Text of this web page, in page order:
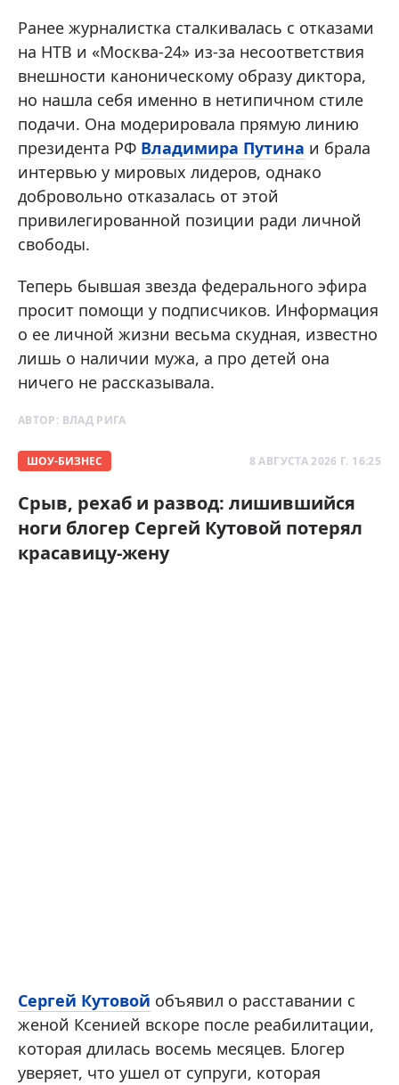
Ранее журналистка сталкивалась с отказами
на НТВ и «Москва-24» из-за несоответствия
внешности каноническому образу диктора,
но нашла себя именно в нетипичном стиле
подачи. Она модерировала прямую линию
президента РФ Владимира Путина и брала
интервью у мировых лидеров, однако
добровольно отказалась от этой
привилегированной позиции ради личной
свободы.
Теперь бывшая звезда федерального эфира
просит помощи у подписчиков. Информация
о ее личной жизни весьма скудная, известно
лишь о наличии мужа, а про детей она
ничего не рассказывала.
АВТОР: ВЛАД РИГА
ШОУ-БИЗНЕС 8 АВГУСТА 2026 Г. 16:25
Срыв, рехаб и развод: лишившийся
ноги блогер Сергей Кутовой потерял
красавицу-жену
Сергей Кутовой объявил о расставании с
женой Ксенией вскоре после реабилитации,
которая длилась восемь месяцев. Блогер
уверяет, что ушел от супруги, которая